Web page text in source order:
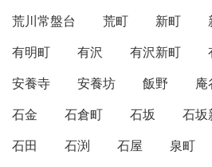
荒川常盤台
荒町 新町
有明町
有沢 有沢新町
安養寺
安養坊 飯野 庵
石金
石倉町 石坂 石坂
石田
石渕 石屋 泉町